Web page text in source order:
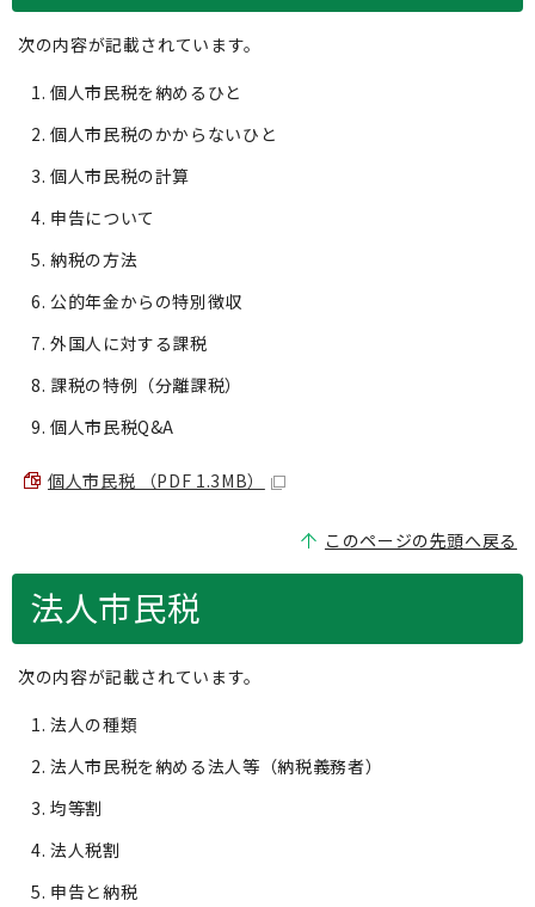
次の内容が記載されています。
個人市民税を納めるひと
個人市民税のかからないひと
個人市民税の計算
申告について
納税の方法
公的年金からの特別徴収
外国人に対する課税
課税の特例（分離課税）
個人市民税Q&A
個人市民税 （PDF 1.3MB）
このページの先頭へ戻る
法人市民税
次の内容が記載されています。
法人の種類
法人市民税を納める法人等（納税義務者）
均等割
法人税割
申告と納税